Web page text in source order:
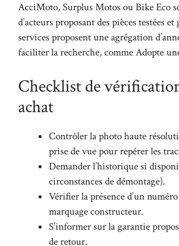
AcciMoto,Surplus MotosouBike Eco
d’acteurs proposant des pièces testées
services proposent une agrégation
faciliter la recherche, commeAdopte
Checklist de
achat
Contrôler la photo haute
prise de vue pour repérer les
Demander l’historique si
circonstances de démontage).
Vérifier la présence d’un
marquage constructeur.
S’informer sur la garantie
de retour.